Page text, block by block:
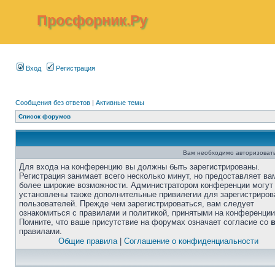
Просфорник.Ру
Вход Регистрация
Сообщения без ответов | Активные темы
Список форумов
Вам необходимо
Для входа на конференцию вы должны быть зарегистрированы.
Регистрация занимает всего несколько минут, но предоставляет
более широкие возможности. Администратором конференции
установлены также дополнительные привилегии для
пользователей. Прежде чем зарегистрироваться, вам следует
ознакомиться с правилами и политикой, принятыми на
Помните, что ваше присутствие на форумах означает согласие со
правилами.
Общие правила| Соглашение о конфиденциальности